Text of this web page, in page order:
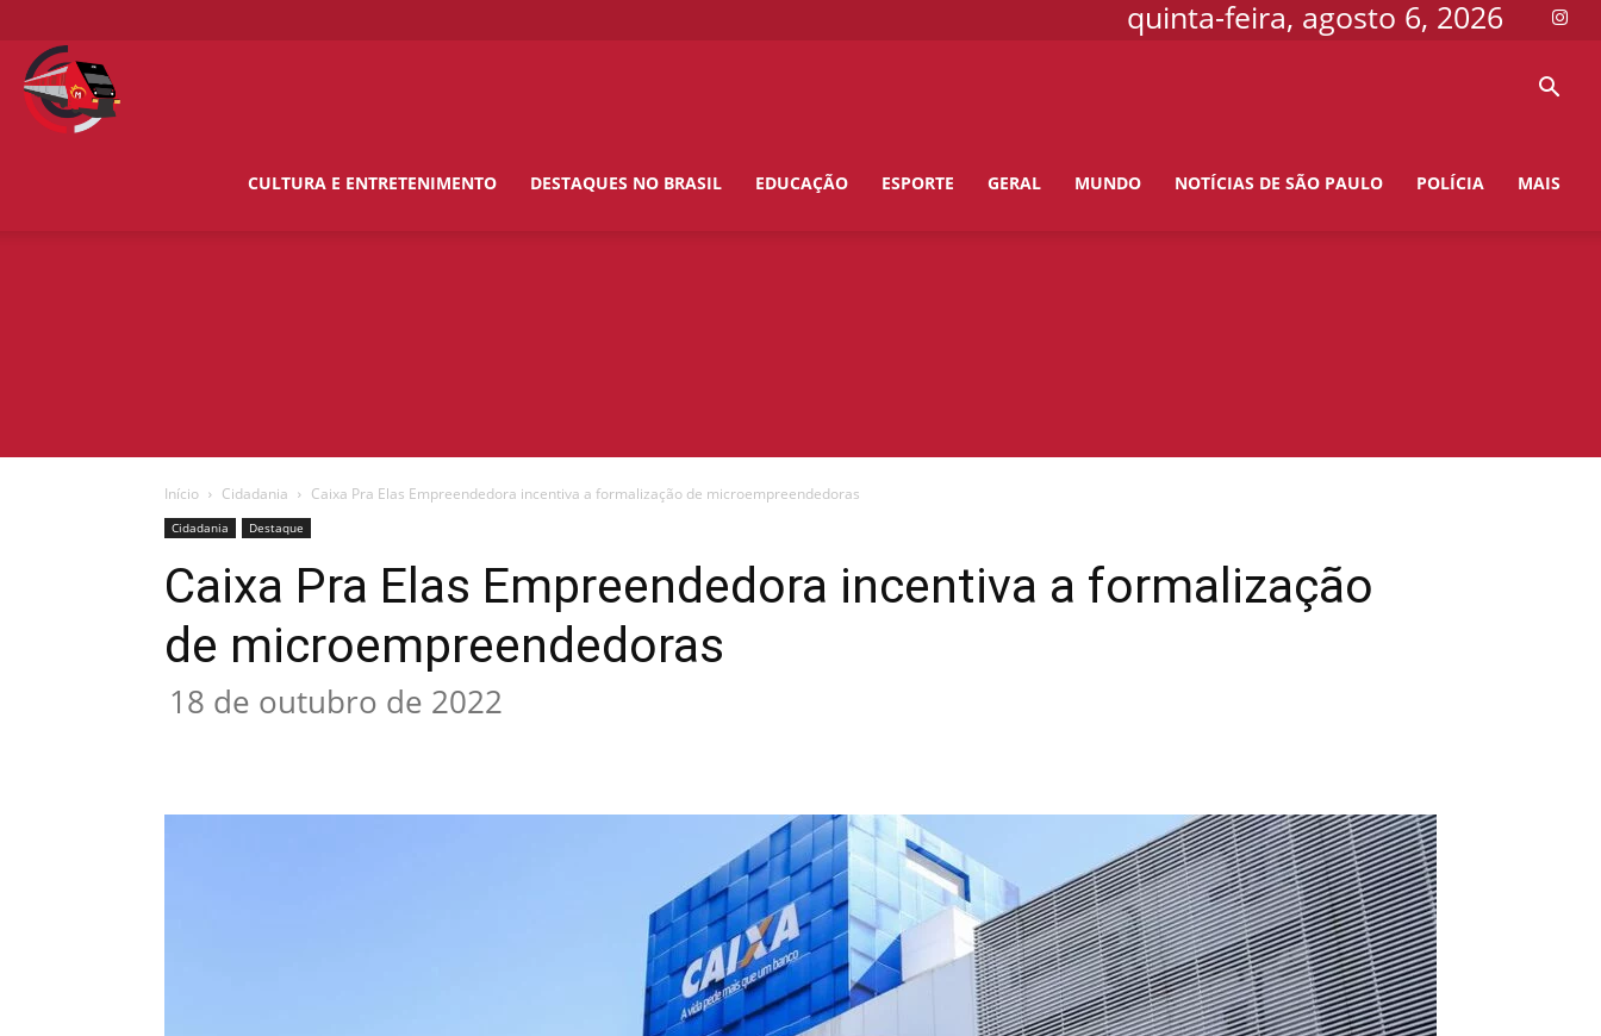
quinta-feira, agosto 6, 2026
CULTURA E ENTRETENIMENTO DESTAQUES NO BRASIL EDUCAÇÃO ESPORTE GERAL MUNDO NOTÍCIAS DE SÃO PAULO POLÍCIA MAIS
Início Cidadania Caixa Pra Elas Empreendedora incentiva a formalização de microempreendedoras
Cidadania Destaque
Caixa Pra Elas Empreendedora incentiva a formalização
de microempreendedoras
18 de outubro de 2022